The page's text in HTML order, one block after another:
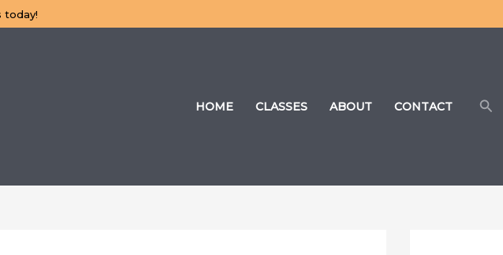
today!
HOME CLASSES ABOUT CONTACT